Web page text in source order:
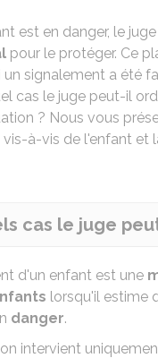
est en danger, le
pour le protéger. Ce
signalement a été
cas le juge peut-il
? Nous vous
à-vis de l'enfant et
cas le juge
d'un enfant est une
lorsqu'il estime
danger.
intervient